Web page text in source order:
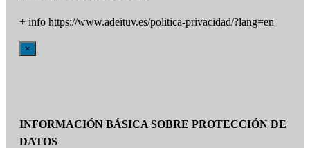
+ info https://www.adeituv.es/politica-privacidad/?lang=en
×
INFORMACIÓN BÁSICA SOBRE PROTECCIÓN DE
DATOS